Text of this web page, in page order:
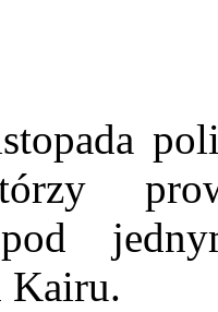
pod
Kairu.